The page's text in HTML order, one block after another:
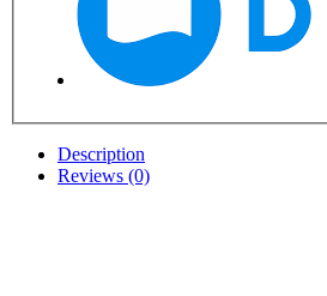
Description
Reviews (0)